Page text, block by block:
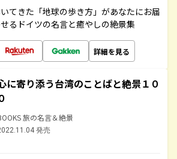
てきた「地球の歩き方」があなたにお届
るドイツの名言と癒やしの絶景集
詳細を見る
に寄り添う台湾のことばと絶景１０
旅の名言＆絶景
発売